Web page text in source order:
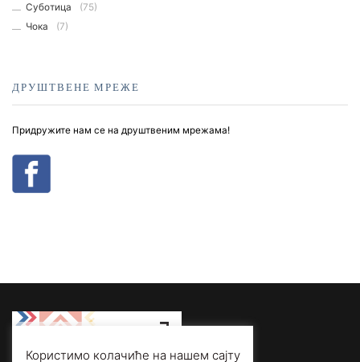
Суботица
(75)
Чока
(7)
ДРУШТВЕНЕ МРЕЖЕ
Придружите нам се на друштвеним мрежама!
Користимо колачиће на нашем сајту